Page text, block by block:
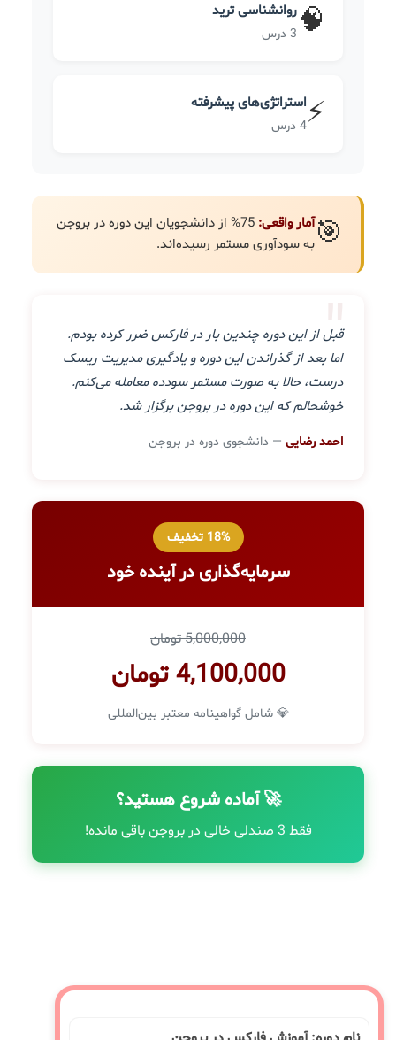
🧠روانشناسی ترید
3 درس
⚡استراتژی‌های پیشرفته
4 درس
🎯آمار واقعی:
75% از دانشجویان این دوره در بروجن
به سودآوری مستمر رسیده‌اند.
"
قبل از این دوره چندین بار در فارکس ضرر کرده بودم.
اما بعد از گذراندن این دوره و یادگیری مدیریت ریسک
درست، حالا به صورت مستمر سودده معامله می‌کنم.
خوشحالم که این دوره در بروجن برگزار شد.
احمد رضایی — دانشجوی دوره در بروجن
18% تخفیف
سرمایه‌گذاری در آینده خود
5,000,000 تومان
4,100,000 تومان
💎 شامل گواهینامه معتبر بین‌المللی
🚀 آماده شروع هستید؟
فقط 3 صندلی خالی در بروجن باقی مانده!